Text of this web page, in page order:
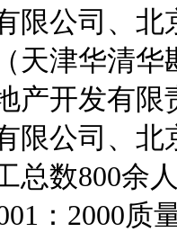
限公司、
天津华清
产开发有
限公司、
总数800余
：2000质